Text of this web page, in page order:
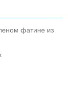
фатине из